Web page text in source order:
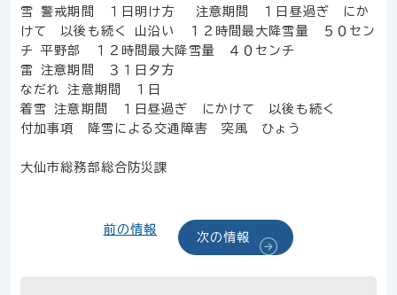
雪 警戒期間 １日明け方 注意期間 １日昼過ぎ にか
けて 以後も続く 山沿い １２時間最大降雪量 ５０セン
チ 平野部 １２時間最大降雪量 ４０センチ
雷 注意期間 ３１日夕方
なだれ 注意期間 １日
着雪 注意期間 １日昼過ぎ にかけて 以後も続く
付加事項 降雪による交通障害 突風 ひょう
大仙市総務部総合防災課
前の情報
次の情報